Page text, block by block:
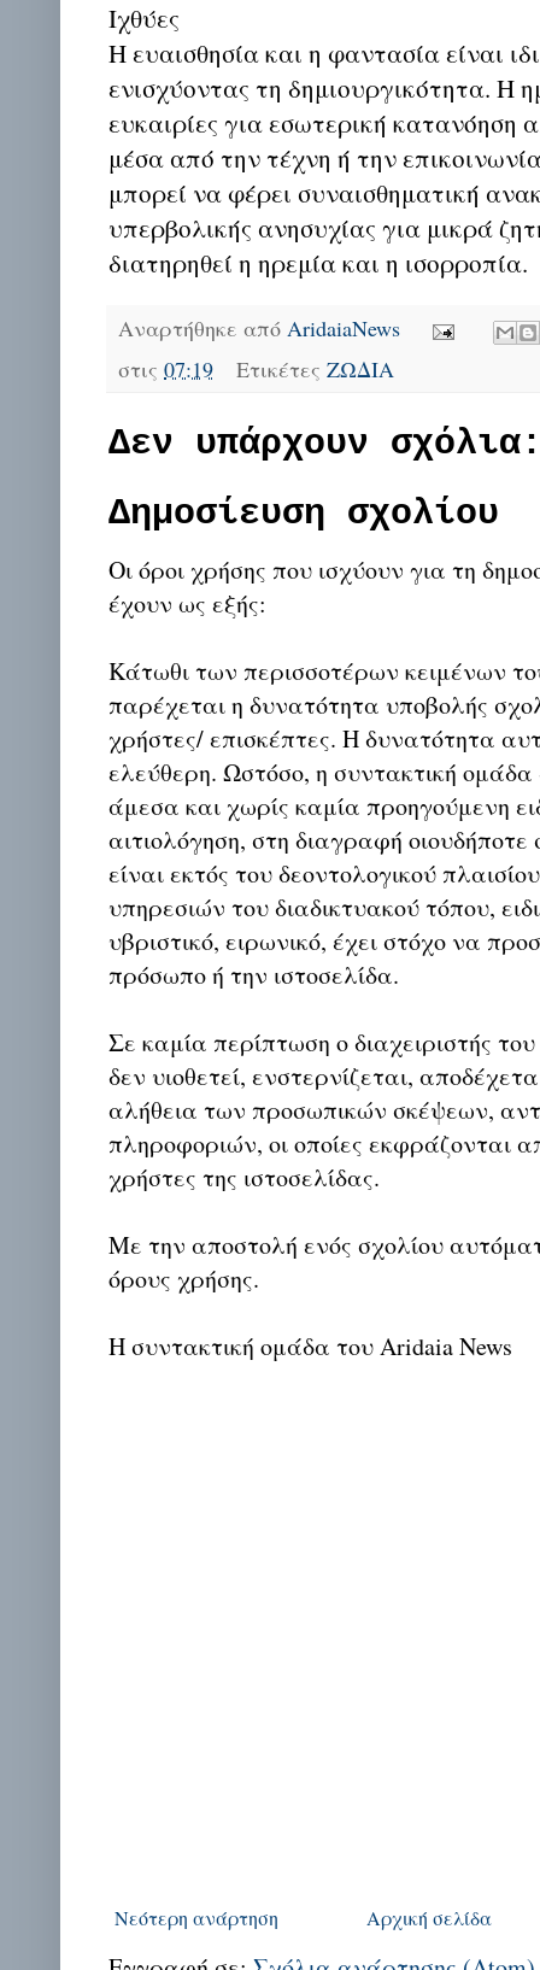
Ιχθύες
Η ευαισθησία και η φαντασία είναι
ενισχύοντας τη δημιουργικότητα. Η
ευκαιρίες για εσωτερική κατανόηση
μέσα από την τέχνη ή την
μπορεί να φέρει συναισθηματική
υπερβολικής ανησυχίας για μικρά
διατηρηθεί η ηρεμία και η ισορροπία.
Αναρτήθηκε από AridaiaNews
στις 07:19 ΕτικέτεςΖΩΔΙΑ
Δεν υπάρχουν
Δημοσίευση σχολίου
Οι όροι χρήσης που ισχύουν για τη
έχουν ως εξής:
Κάτωθι των περισσοτέρων κειμένων
παρέχεται η δυνατότητα υποβολής
χρήστες/ επισκέπτες. Η δυνατότητα
ελεύθερη. Ωστόσο, η συντακτική
άμεσα και χωρίς καμία προηγούμενη
αιτιολόγηση, στη διαγραφή οιουδήποτε
είναι εκτός του δεοντολογικού
υπηρεσιών του διαδικτυακού τόπου,
υβριστικό, ειρωνικό, έχει στόχο να
πρόσωπο ή την ιστοσελίδα.
Σε καμία περίπτωση ο διαχειριστής
δεν υιοθετεί, ενστερνίζεται,
αλήθεια των προσωπικών σκέψεων,
πληροφοριών, οι οποίες εκφράζονται
χρήστες της ιστοσελίδας.
Με την αποστολή ενός σχολίου
όρους χρήσης.
Η συντακτική ομάδα του Aridaia News
Νεότερη ανάρτηση Αρχική σελίδα